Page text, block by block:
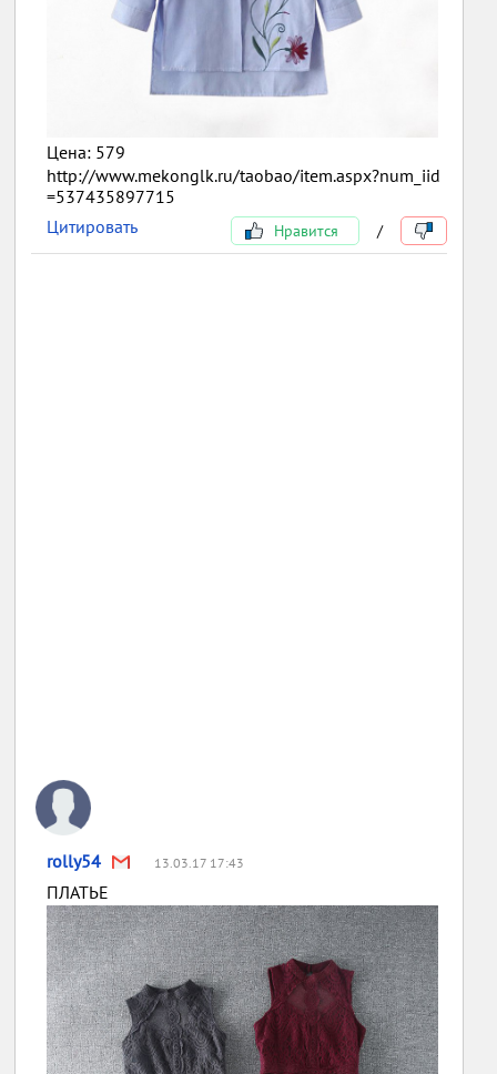
Цена: 579
http://www.mekonglk.ru/taobao/item.aspx?num_iid
=537435897715
Цитировать
Нравится /
rolly54 13.03.17 17:43
ПЛАТЬЕ